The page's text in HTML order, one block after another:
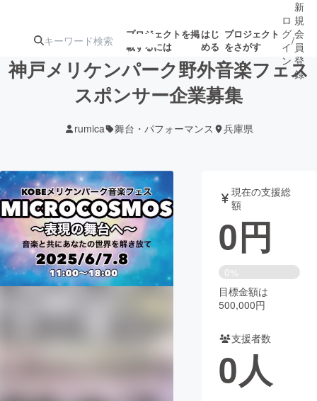
プロジェクトを掲
載するには
はじ
める
プロジェクト
をさがす
ターン
注目の新着プロ
ジェクト
募集終了が近いプ
ロジェクト
アート・写真 音楽
テクノロジー・ガジェット ゲーム・サ
映像・映画 書籍・雑誌
チャレンジ
CAMPFIRE Creation
ロ
グ
イ
ン
/
新
規
会
員
登
録
神戸メリケンパーク野外音楽フェス
スポンサー企業募集
rumica 舞台・パフォーマンス 兵庫県
現在の支援総
額
0円
0%
目標金額は
500,000円
支援者数
0人